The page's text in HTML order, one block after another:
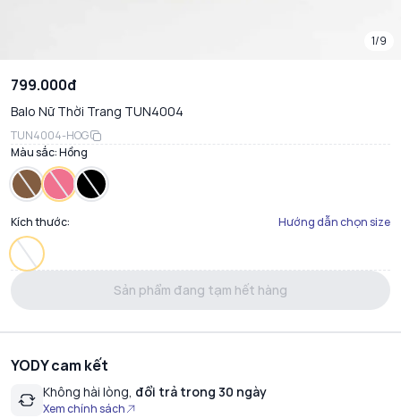
1/9
799.000đ
Balo Nữ Thời Trang TUN4004
TUN4004-HOG
Màu sắc:Hồng
Kích thước: Hướng dẫn chọn size
Sản phẩm đang tạm hết hàng
YODY cam kết
Không hài lòng, đổi trả trong 30 ngày
Xem chính sách